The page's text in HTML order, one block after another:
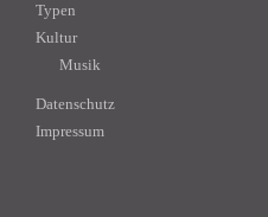
Typen
Kultur
Musik
Datenschutz
Impressum